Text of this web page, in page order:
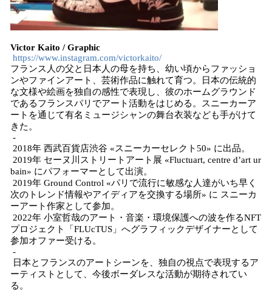
Victor Kaito / Graphic
https://www.instagram.com/victorkaito/
フランス人の父と日本人の母を持ち、幼い頃からファッショ
ンやファインアート、芸術作品に触れて育つ。日本の伝統的
な文様や絵画を独自の感性で表現し、彼のホームグラウンド
であるフランスパリでアート活動をはじめる。スニーカーア
ートを通じて有名ミュージシャンの舞台衣装なども手がけて
きた。
-
2018年 西武百貨店渋谷 «スニーカーセレクト50» に出品。
2019年 セーヌ川ストリートアート展 «Fluctuart, centre d’art ur
bain» にパフォーマーとして出演。
2019年 Ground Control «パリで流行に敏感な人達がいち早く
次のトレンド情報やアイディアを交換する場所» に スニーカ
ーアート作家として参加。
2022年 小室哲哉のアート・音楽・環境保護への波を作るNFT
プロジェクト「FLUcTUS」へグラフィックデザイナーとして
参加オファー受ける。
-
日本とフランスのアートシーンを、独自の視点で表現するア
ーティストとして、今後ボーダレスな活動が期待されてい
る。